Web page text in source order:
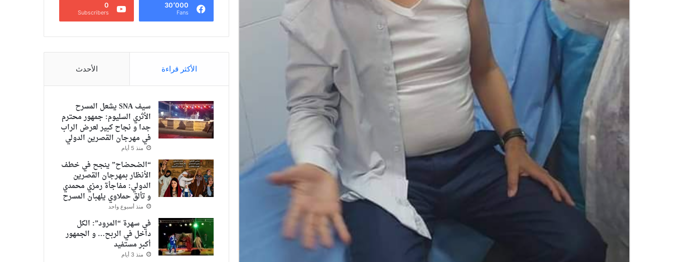
30٬000
Fans
0
Subscribers
الأكثر قراءة الأحدث
سيف SNA يشعل المسرح
الأثري السليوم: جمهور محترم
جدا و نجاح كبير لعرض الراب
في مهرجان القصرين الدولي
منذ 5 أيام
“الضحضاح” ينجح في خطف
الأنظار بمهرجان القصرين
الدولي: مفاجأة رمزي محمدي
و تألق حملاوي يلهبان المسرح
منذ أسبوع واحد
في سهرة “المرود”: الكل
داخل في الربح… و الجمهور
أكبر مستفيد
منذ 3 أيام